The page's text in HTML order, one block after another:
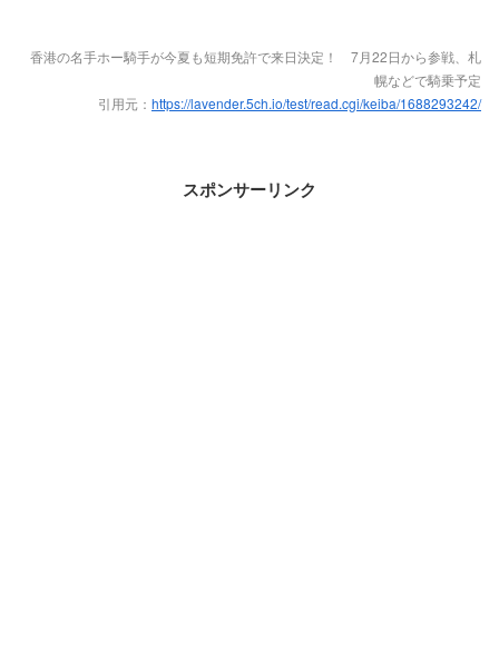
香港の名手ホー騎手が今夏も短期免許で来日決定！ 7月22日から参戦、札
幌などで騎乗予定
引用元： https://lavender.5ch.io/test/read.cgi/keiba/1688293242/
スポンサーリンク